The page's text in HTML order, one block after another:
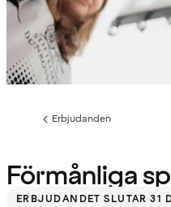
Föregående
Erbjudanden
Förmånliga
ERBJUDANDET SLUTAR 31